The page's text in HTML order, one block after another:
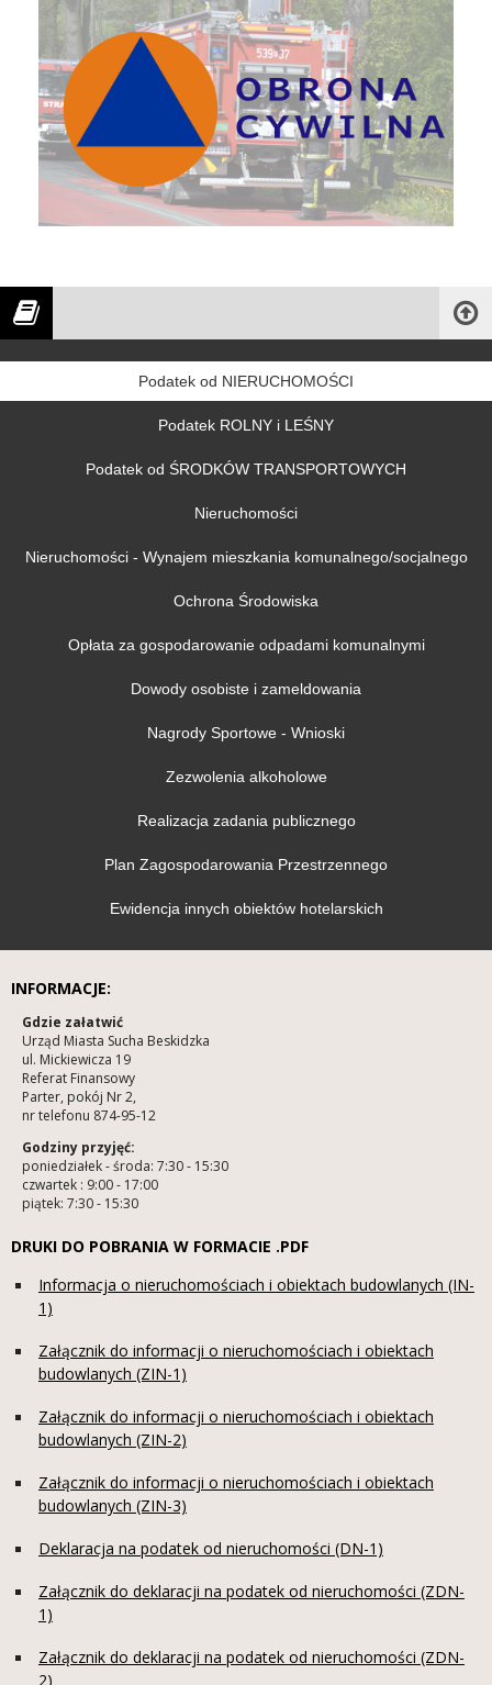
Podatek od NIERUCHOMOŚCI
Podatek ROLNY i LEŚNY
Podatek od ŚRODKÓW TRANSPORTOWYCH
Nieruchomości
Nieruchomości - Wynajem mieszkania komunalnego/socjalnego
Ochrona Środowiska
Opłata za gospodarowanie odpadami komunalnymi
Dowody osobiste i zameldowania
Nagrody Sportowe - Wnioski
Zezwolenia alkoholowe
Realizacja zadania publicznego
Plan Zagospodarowania Przestrzennego
Ewidencja innych obiektów hotelarskich
INFORMACJE:
Gdzie załatwić
Urząd Miasta Sucha Beskidzka
ul. Mickiewicza 19
Referat Finansowy
Parter, pokój Nr 2,
nr telefonu 874-95-12
Godziny przyjęć:
poniedziałek - środa: 7:30 - 15:30
czwartek : 9:00 - 17:00
piątek: 7:30 - 15:30
DRUKI DO POBRANIA W FORMACIE .PDF
Informacja o nieruchomościach i obiektach budowlanych (IN-
1)
Załącznik do informacji o nieruchomościach i obiektach
budowlanych (ZIN-1)
Załącznik do informacji o nieruchomościach i obiektach
budowlanych (ZIN-2)
Załącznik do informacji o nieruchomościach i obiektach
budowlanych (ZIN-3)
Deklaracja na podatek od nieruchomości (DN-1)
Załącznik do deklaracji na podatek od nieruchomości (ZDN-
1)
Załącznik do deklaracji na podatek od nieruchomości (ZDN-
2)